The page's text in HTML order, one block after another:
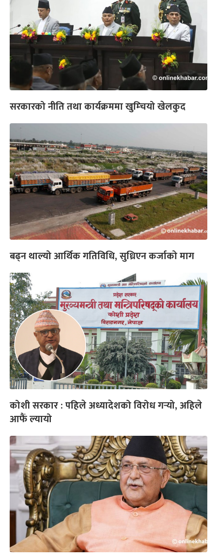
सरकारको नीति तथा कार्यक्रममा खुम्चियो खेलकुद
बढ्न थाल्यो आर्थिक गतिविधि, सुध्रिएन कर्जाको माग
कोशी सरकार : पहिले अध्यादेशको विरोध गर्‍यो, अहिले
आफैं ल्यायो